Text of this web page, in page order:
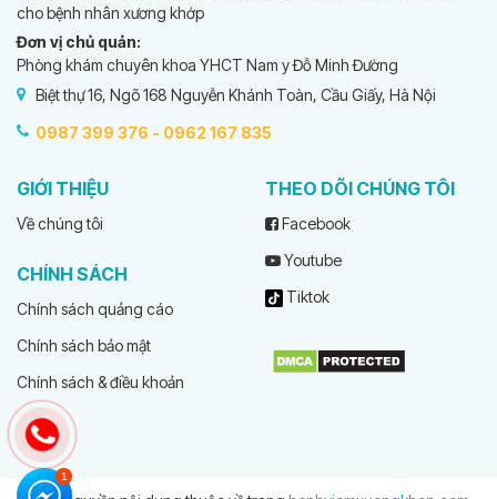
cho bệnh nhân xương khớp
Đơn vị chủ quản:
Phòng khám chuyên khoa YHCT Nam y Đỗ Minh Đường
Biệt thự 16, Ngõ 168 Nguyễn Khánh Toàn, Cầu Giấy, Hà Nội
0987 399 376 - 0962 167 835
GIỚI THIỆU
Về chúng tôi
CHÍNH SÁCH
Chính sách quảng cáo
Chính sách bảo mật
Chính sách & điều khoản
THEO DÕI CHÚNG TÔI
Facebook
Youtube
Tiktok